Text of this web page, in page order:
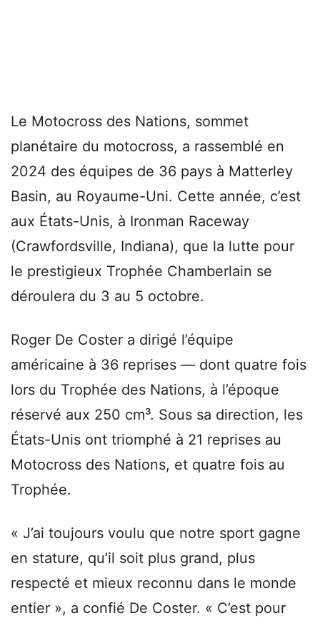
Le Motocross des Nations, sommet
planétaire du motocross, a rassemblé en
2024 des équipes de 36 pays à Matterley
Basin, au Royaume-Uni. Cette année, c’est
aux États-Unis, à Ironman Raceway
(Crawfordsville, Indiana), que la lutte pour
le prestigieux Trophée Chamberlain se
déroulera du 3 au 5 octobre.
Roger De Coster a dirigé l’équipe
américaine à 36 reprises — dont quatre fois
lors du Trophée des Nations, à l’époque
réservé aux 250 cm³. Sous sa direction, les
États-Unis ont triomphé à 21 reprises au
Motocross des Nations, et quatre fois au
Trophée.
« J’ai toujours voulu que notre sport gagne
en stature, qu’il soit plus grand, plus
respecté et mieux reconnu dans le monde
entier », a confié De Coster. « C’est pour